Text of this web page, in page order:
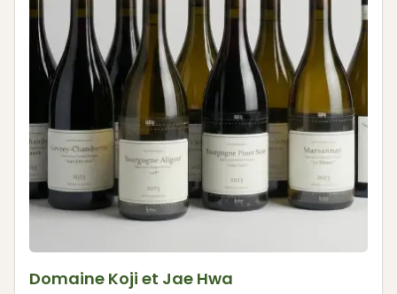
Domaine Koji et Jae Hwa